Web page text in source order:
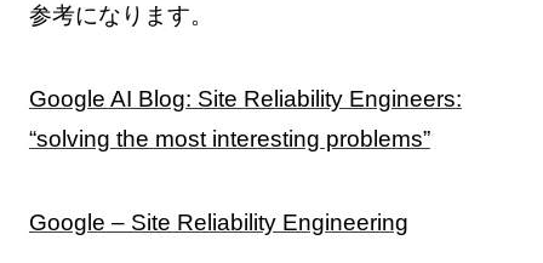
参考になります。
Google AI Blog: Site Reliability Engineers:
“solving the most interesting problems”
Google – Site Reliability Engineering